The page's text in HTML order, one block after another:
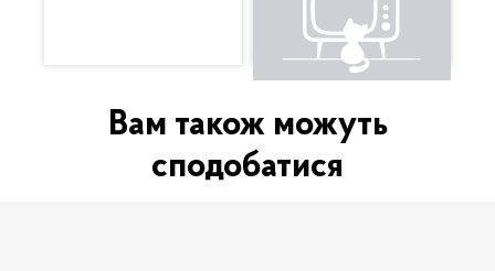
Вам також можуть
сподобатися